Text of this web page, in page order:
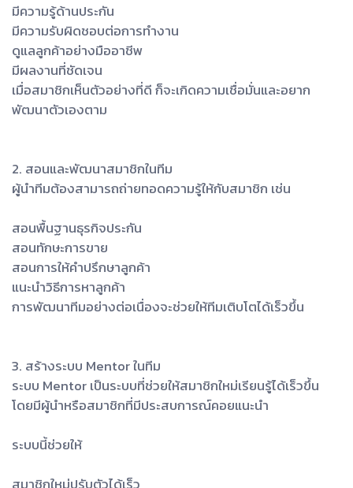
มีความรู้ด้านประกัน
มีความรับผิดชอบต่อการทำงาน
ดูแลลูกค้าอย่างมืออาชีพ
มีผลงานที่ชัดเจน
เมื่อสมาชิกเห็นตัวอย่างที่ดี ก็จะเกิดความเชื่อมั่นและอยาก
พัฒนาตัวเองตาม
2. สอนและพัฒนาสมาชิกในทีม
ผู้นำทีมต้องสามารถถ่ายทอดความรู้ให้กับสมาชิก เช่น
สอนพื้นฐานธุรกิจประกัน
สอนทักษะการขาย
สอนการให้คำปรึกษาลูกค้า
แนะนำวิธีการหาลูกค้า
การพัฒนาทีมอย่างต่อเนื่องจะช่วยให้ทีมเติบโตได้เร็วขึ้น
3. สร้างระบบ Mentor ในทีม
ระบบ Mentor เป็นระบบที่ช่วยให้สมาชิกใหม่เรียนรู้ได้เร็วขึ้น
โดยมีผู้นำหรือสมาชิกที่มีประสบการณ์คอยแนะนำ
ระบบนี้ช่วยให้